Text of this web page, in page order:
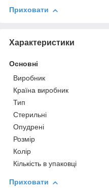
Приховати
Характеристики
Основні
Виробник
Країна виробник
Тип
Стерильні
Опудрені
Розмір
Колір
Кількість в упаковці
Приховати